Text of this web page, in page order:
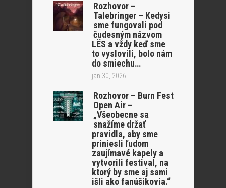
Rozhovor –
Talebringer – Kedysi
sme fungovali pod
čudesným názvom
LËS a vždy keď sme
to vyslovili, bolo nám
do smiechu…
jan 30, 2026
Rozhovor – Burn Fest
Open Air –
„Všeobecne sa
snažíme držať
pravidla, aby sme
priniesli ľudom
zaujímavé kapely a
vytvorili festival, na
ktorý by sme aj sami
išli ako fanúšikovia.“